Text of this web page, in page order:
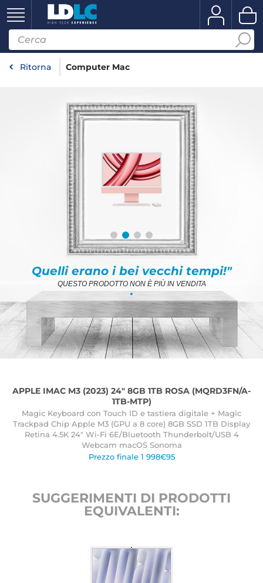
Ritorna Computer Mac
Quelli erano i bei vecchi tempi!"
QUESTO PRODOTTO NON È PIÙ IN VENDITA
.
APPLE IMAC M3 (2023) 24" 8GB 1TB ROSA (MQRD3FN/A-
1TB-MTP)
Magic Keyboard con Touch ID e tastiera digitale + Magic
Trackpad Chip Apple M3 (GPU a 8 core) 8GB SSD 1TB Display
Retina 4.5K 24" Wi-Fi 6E/Bluetooth Thunderbolt/USB 4
Webcam macOS Sonoma
Prezzo finale 1 998€95
SUGGERIMENTI DI PRODOTTI
EQUIVALENTI: